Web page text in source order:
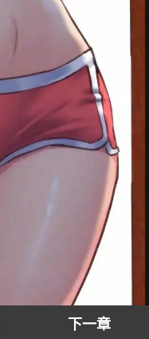
下一章